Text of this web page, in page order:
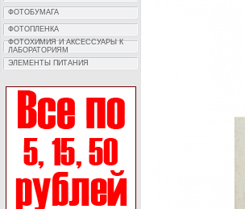
ФОТОБУМАГА
ФОТОПЛЕНКА
ФОТОХИМИЯ И АКCЕССУАРЫ К
ЛАБОРАТОРИЯМ
ЭЛЕМЕНТЫ ПИТАНИЯ